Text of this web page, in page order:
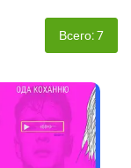
Всего: 7